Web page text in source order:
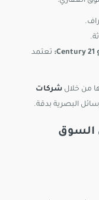
تعتمد
من خلال شركات
البصرية بدقة.
السوق